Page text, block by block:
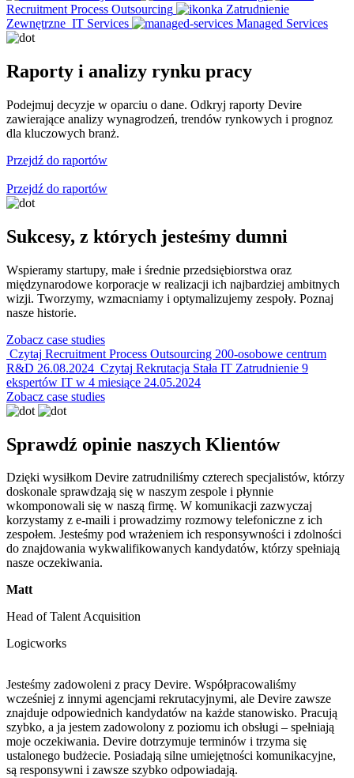
Recruitment Process Outsourcing
Zatrudnienie
Zewnętrzne IT Services Managed Services
Raporty i analizy rynku pracy
Podejmuj decyzje w oparciu o dane. Odkryj raporty Devire
zawierające analizy wynagrodzeń, trendów rynkowych i prognoz
dla kluczowych branż.
Przejdź do raportów
Przejdź do raportów
Sukcesy, z których jesteśmy dumni
Wspieramy startupy, małe i średnie przedsiębiorstwa oraz
międzynarodowe korporacje w realizacji ich najbardziej ambitnych
wizji. Tworzymy, wzmacniamy i optymalizujemy zespoły. Poznaj
nasze historie.
Zobacz case studies
Czytaj Recruitment Process Outsourcing 200-osobowe centrum
R&D 26.08.2024 Czytaj Rekrutacja Stała IT Zatrudnienie 9
ekspertów IT w 4 miesiące 24.05.2024
Zobacz case studies
Sprawdź opinie naszych Klientów
Dzięki wysiłkom Devire zatrudniliśmy czterech specjalistów, którzy
doskonale sprawdzają się w naszym zespole i płynnie
wkomponowali się w naszą firmę. W komunikacji zazwyczaj
korzystamy z e-maili i prowadzimy rozmowy telefoniczne z ich
zespołem. Jesteśmy pod wrażeniem ich responsywności i zdolności
do znajdowania wykwalifikowanych kandydatów, którzy spełniają
nasze oczekiwania.
Matt
Head of Talent Acquisition
Logicworks
Jesteśmy zadowoleni z pracy Devire. Współpracowaliśmy
wcześniej z innymi agencjami rekrutacyjnymi, ale Devire zawsze
znajduje odpowiednich kandydatów na każde stanowisko. Pracują
szybko, a ja jestem zadowolony z poziomu ich obsługi – spełniają
moje oczekiwania. Devire dotrzymuje terminów i trzyma się
ustalonego budżecie. Posiadają silne umiejętności komunikacyjne,
są responsywni i zawsze szybko odpowiadają.